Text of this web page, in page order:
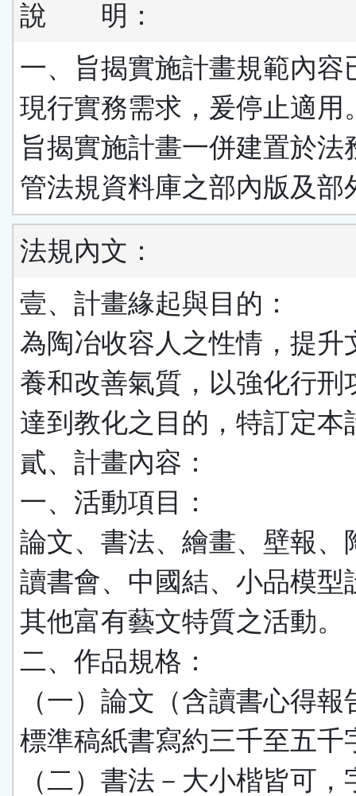
說 明：
一、旨揭實施計畫規範內容
現行實務需求，爰停止適用
旨揭實施計畫一併建置於法
管法規資料庫之部內版及部
法規內文：
壹、計畫緣起與目的：
為陶冶收容人之性情，提升
養和改善氣質，以強化行刑
達到教化之目的，特訂定本
貳、計畫內容：
一、活動項目：
論文、書法、繪畫、壁報、
讀書會、中國結、小品模型
其他富有藝文特質之活動。
二、作品規格：
（一）論文（含讀書心得報
標準稿紙書寫約三千至五千
（二）書法－大小楷皆可，